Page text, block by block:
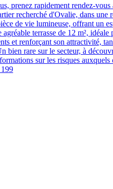
prenez rapidement rendez-
recherché d'Ovalie, dans une
de vie lumineuse, offrant un
terrasse de 12 m²,
et renforçant son attractivité,
rare sur le secteur, à
sur les risques auxquels